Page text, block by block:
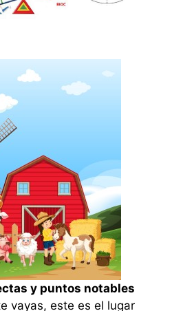
y puntos notables
vayas, este es el lugar